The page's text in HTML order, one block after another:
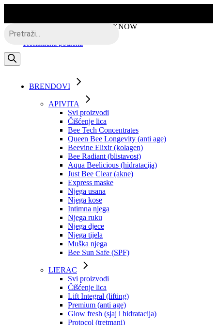
the
content
Besplatna dostava putem BOXNOW
Korisnička podrška
search
BRENDOVI
APIVITA
Svi proizvodi
Čišćenje lica
Bee Tech Concentrates
Queen Bee Longevity (anti age)
Beevine Elixir (kolagen)
Bee Radiant (blistavost)
Aqua Beelicious (hidratacija)
Just Bee Clear (akne)
Express maske
Njega usana
Njega kose
Intimna njega
Njega ruku
Njega djece
Njega tijela
Muška njega
Bee Sun Safe (SPF)
LIERAC
Svi proizvodi
Čišćenje lica
Lift Integral (lifting)
Premium (anti age)
Glow fresh (sjaj i hidratacija)
Protocol (tretmani)